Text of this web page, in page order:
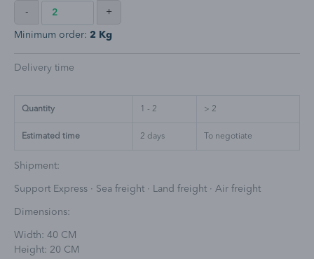
- +
Minimum order: 2 Kg
Delivery time
Quantity 1 - 2 > 2
Estimated time 2 days To negotiate
Shipment:
Support Express · Sea freight · Land freight · Air freight
Dimensions:
Width: 40 CM
Height: 20 CM